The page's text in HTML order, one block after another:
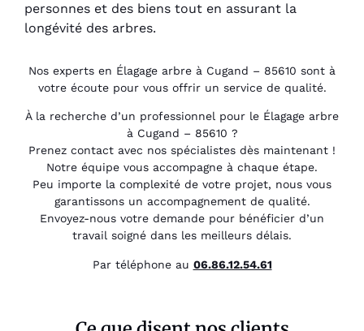
personnes et des biens tout en assurant la
longévité des arbres.
Nos experts en Élagage arbre à Cugand – 85610 sont à
votre écoute pour vous offrir un service de qualité.
À la recherche d’un professionnel pour le Élagage arbre
à Cugand – 85610 ?
Prenez contact avec nos spécialistes dès maintenant !
Notre équipe vous accompagne à chaque étape.
Peu importe la complexité de votre projet, nous vous
garantissons un accompagnement de qualité.
Envoyez-nous votre demande pour bénéficier d’un
travail soigné dans les meilleurs délais.
Par téléphone au 06.86.12.54.61